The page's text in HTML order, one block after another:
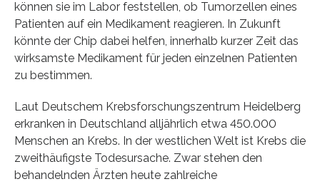
können sie im Labor feststellen, ob Tumorzellen eines
Patienten auf ein Medikament reagieren. In Zukunft
könnte der Chip dabei helfen, innerhalb kurzer Zeit das
wirksamste Medikament für jeden einzelnen Patienten
zu bestimmen.
Laut Deutschem Krebsforschungszentrum Heidelberg
erkranken in Deutschland alljährlich etwa 450.000
Menschen an Krebs. In der westlichen Welt ist Krebs die
zweithäufigste Todesursache. Zwar stehen den
behandelnden Ärzten heute zahlreiche